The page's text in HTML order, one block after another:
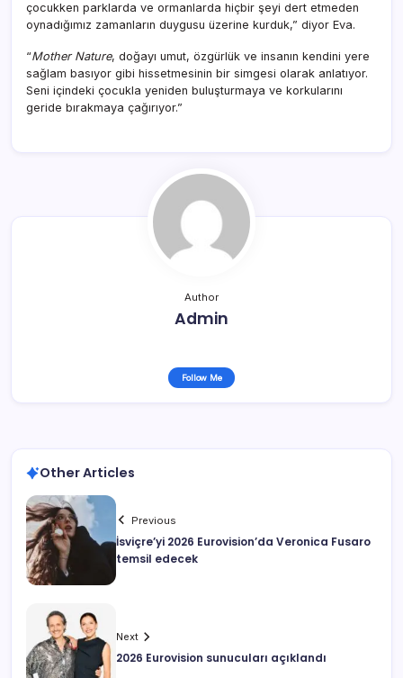
çocukken parklarda ve ormanlarda hiçbir şeyi dert etmeden
oynadığımız zamanların duygusu üzerine kurduk,” diyor Eva.
“Mother Nature, doğayı umut, özgürlük ve insanın kendini yere
sağlam basıyor gibi hissetmesinin bir simgesi olarak anlatıyor.
Seni içindeki çocukla yeniden buluşturmaya ve korkularını
geride bırakmaya çağırıyor.”
Author
Admin
Follow Me
Other Articles
Previous
İsviçre’yi 2026 Eurovision’da Veronica Fusaro
temsil edecek
Next
2026 Eurovision sunucuları açıklandı